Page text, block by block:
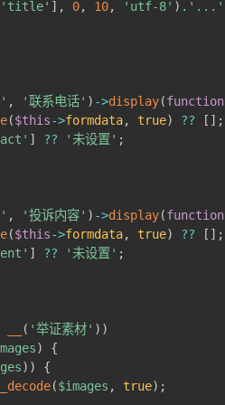
'title' ] , 0, 10, 'utf-8' ) . '...'
, '联系电话' ) ->display(function
($this->formdata, true) ?? [ ] ;
] ?? '未设置' ;
, '投诉内容' ) ->display(function
($this->formdata, true) ?? [ ] ;
] ?? '未设置' ;
( '举证素材' ) )
)
{
) )
{
($images , true) ;